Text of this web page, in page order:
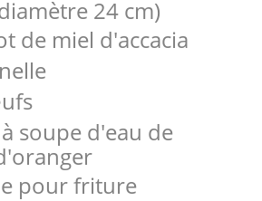
24 cm)
de miel d'accacia
soupe d'eau de
pour friture